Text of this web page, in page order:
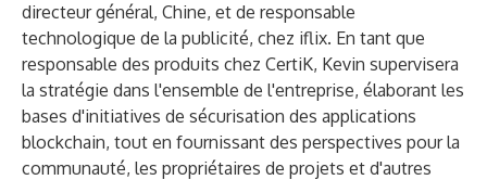
directeur général, Chine, et de responsable
technologique de la publicité, chez iflix. En tant que
responsable des produits chez CertiK, Kevin supervisera
la stratégie dans l'ensemble de l'entreprise, élaborant les
bases d'initiatives de sécurisation des applications
blockchain, tout en fournissant des perspectives pour la
communauté, les propriétaires de projets et d'autres